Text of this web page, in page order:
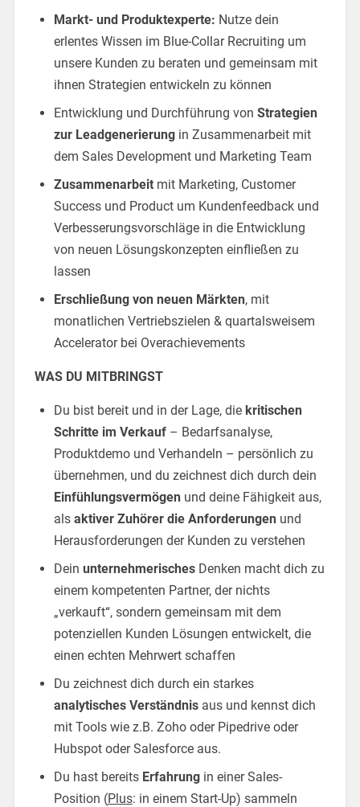
Markt- und Produktexperte: Nutze dein
erlentes Wissen im Blue-Collar Recruiting um
unsere Kunden zu beraten und gemeinsam mit
ihnen Strategien entwickeln zu können
Entwicklung und Durchführung von Strategien
zur Leadgenerierungin Zusammenarbeit mit
dem Sales Development und Marketing Team
Zusammenarbeitmit Marketing, Customer
Success und Product um Kundenfeedback und
Verbesserungsvorschläge in die Entwicklung
von neuen Lösungskonzepten einfließen zu
lassen
Erschließung von neuen Märkten, mit
monatlichen Vertriebszielen & quartalsweisem
Accelerator bei Overachievements
WAS DU MITBRINGST
Du bist bereit und in der Lage, die kritischen
Schritte im Verkauf– Bedarfsanalyse,
Produktdemo und Verhandeln – persönlich zu
übernehmen, und du zeichnest dich durch dein
Einfühlungsvermögenund deine Fähigkeit aus,
als aktiver Zuhörer die Anforderungenund
Herausforderungen der Kunden zu verstehen
Dein unternehmerischesDenken macht dich zu
einem kompetenten Partner, der nichts
„verkauft“, sondern gemeinsam mit dem
potenziellen Kunden Lösungen entwickelt, die
einen echten Mehrwert schaffen
Du zeichnest dich durch ein starkes
analytisches Verständnisaus und kennst dich
mit Tools wie z.B. Zoho oder Pipedrive oder
Hubspot oder Salesforce aus.
Du hast bereits Erfahrungin einer Sales-
Position (Plus: in einem Start-Up) sammeln